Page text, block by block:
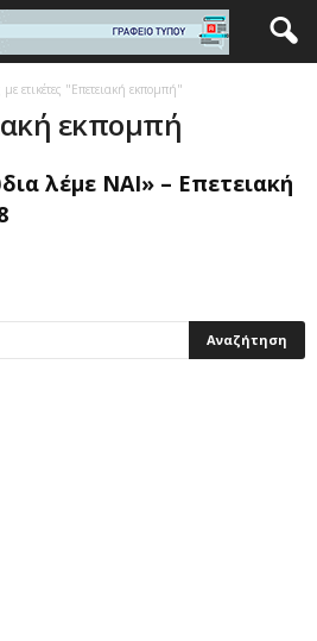
ετικέτες "Επετειακή εκπομπή"
εκπομπή
λέμε ΝΑΙ» – Επετειακή